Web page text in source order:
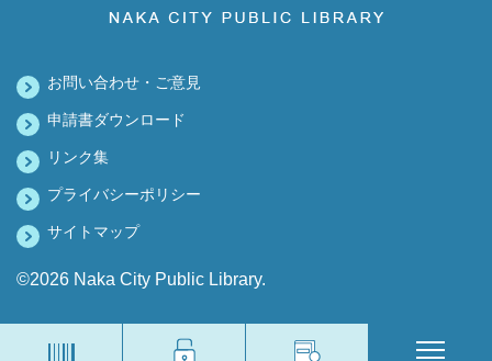
お問い合わせ・ご意見
申請書ダウンロード
リンク集
プライバシーポリシー
サイトマップ
©2026 Naka City Public Library.